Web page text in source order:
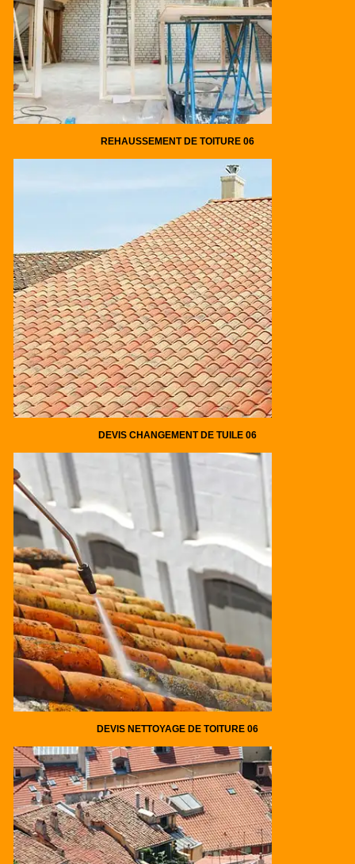
REHAUSSEMENT DE TOITURE 06
DEVIS CHANGEMENT DE TUILE 06
DEVIS NETTOYAGE DE TOITURE 06